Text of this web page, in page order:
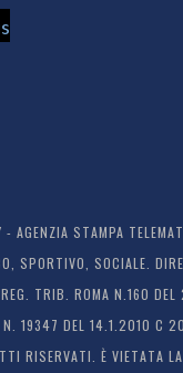
- AGENZIA STAMPA
SPORTIVO, SOCIALE.
REG. TRIB. ROMA N.160
19347 DEL 14.1.2010 C
RISERVATI. È VIETATA LA